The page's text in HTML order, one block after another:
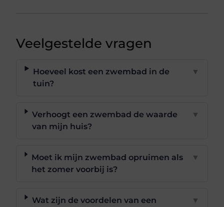
Veelgestelde vragen
Hoeveel kost een zwembad in de
tuin?
▼
Verhoogt een zwembad de waarde
van mijn huis?
▼
Moet ik mijn zwembad opruimen als
het zomer voorbij is?
▼
Wat zijn de voordelen van een
▼